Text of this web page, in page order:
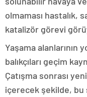
olmaması hastalık,
katalizör görevi
Yaşama
balıkçıları geçim
Çatışma sonrası
içerecek şekilde, bu